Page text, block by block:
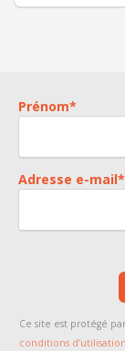
Prénom*
Adresse e-mail*
Ce site est protégé
conditions